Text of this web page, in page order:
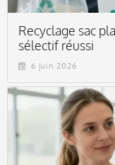
Recyclage sac
sélectif réussi
6 juin 2026